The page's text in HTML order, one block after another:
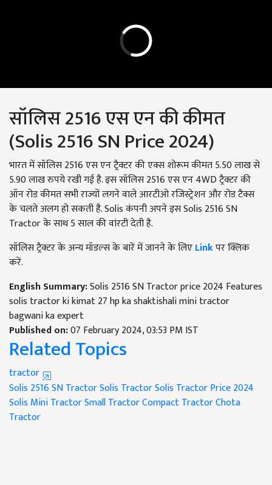
सॉलिस 2516 एस एन की कीमत
(Solis 2516 SN Price 2024)
भारत में सॉलिस 2516 एस एन ट्रैक्टर की एक्स शोरूम कीमत 5.50 लाख से
5.90 लाख रुपये रखी गई है. इस सॉलिस 2516 एस एन 4WD ट्रैक्टर की
ऑन रोड कीमत सभी राज्यों लगने वाले आरटीओ रजिस्ट्रेशन और रोड टैक्स
के चलते अलग हो सकती है. Solis कंपनी अपने इस Solis 2516 SN
Tractor के साथ 5 साल की वांरटी देती है.
सॉलिस ट्रैक्टर के अन्य मॉडल्स के बारें में जानने के लिएLinkपर क्लिक
करें.
English Summary:Solis 2516 SN Tractor price 2024 Features
solis tractor ki kimat 27 hp ka shaktishali mini tractor
bagwani ka expert
Published on:07 February 2024, 03:53 PM IST
Related Topics
tractor
Solis 2516 SN TractorSolis TractorSolis Tractor Price 2024
Solis Mini TractorSmall TractorCompact TractorChota
Tractor